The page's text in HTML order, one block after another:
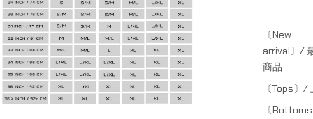
〔New
arrival〕/
商品
〔Tops〕/
〔